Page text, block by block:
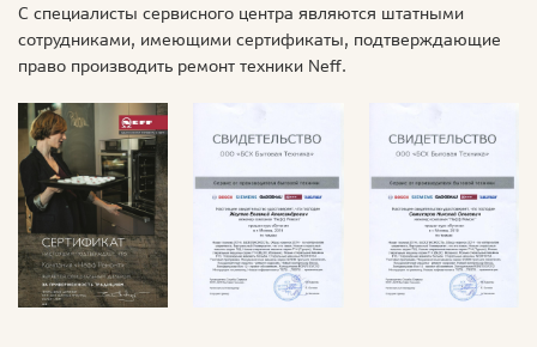
С специалисты сервисного центра являются штатными
сотрудниками, имеющими сертификаты, подтверждающие
право производить ремонт техники Neff.